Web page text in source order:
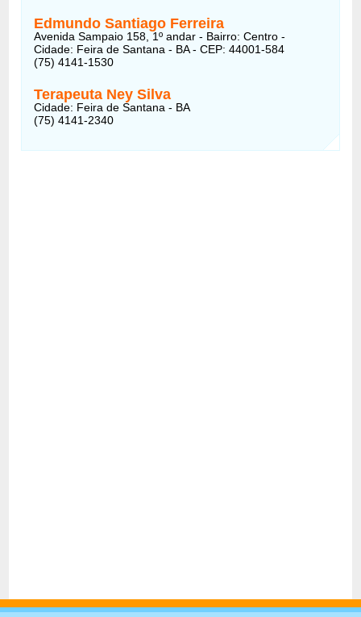
Edmundo Santiago Ferreira
Avenida Sampaio 158, 1º andar - Bairro: Centro -
Cidade: Feira de Santana - BA - CEP: 44001-584
(75) 4141-1530
Terapeuta Ney Silva
Cidade: Feira de Santana - BA
(75) 4141-2340